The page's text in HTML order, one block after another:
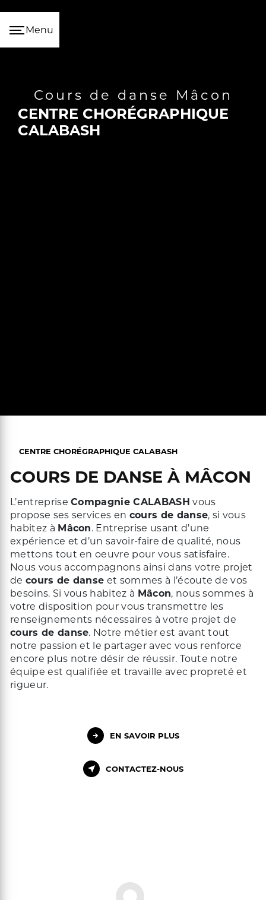
Menu
cours de danse Mâcon
CENTRE CHORÉGRAPHIQUE
CALABASH
CENTRE CHORÉGRAPHIQUE CALABASH
COURS DE DANSE À MÂCON
L’entrepriseCompagnie CALABASH vous
propose ses services en cours de danse, si vous
habitez à Mâcon. Entreprise usant d’une
expérience et d’un savoir-faire de qualité, nous
mettons tout en oeuvre pour vous satisfaire.
Nous vous accompagnons ainsi dans votre projet
de cours de danse et sommes à l’écoute de vos
besoins. Si vous habitez à Mâcon, nous sommes à
votre disposition pour vous transmettre les
renseignements nécessaires à votre projet de
cours de danse. Notre métier est avant tout
notre passion et le partager avec vous renforce
encore plus notre désir de réussir. Toute notre
équipe est qualifiée et travaille avec propreté et
rigueur.
EN SAVOIR PLUS
CONTACTEZ-NOUS